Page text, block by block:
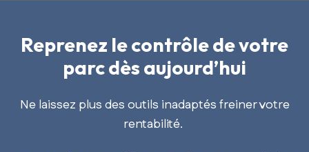
Reprenez le contrôle de votre
parc dès aujourd’hui
Ne laissez plus des outils inadaptés freiner votre
rentabilité.